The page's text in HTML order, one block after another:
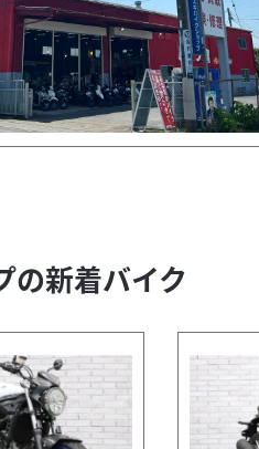
の新着バイク